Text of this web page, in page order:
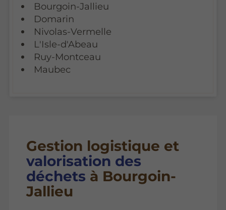
Bourgoin-Jallieu
Domarin
Nivolas-Vermelle
L'Isle-d'Abeau
Ruy-Montceau
Maubec
Gestion logistique et
valorisation des
déchets à Bourgoin-
Jallieu